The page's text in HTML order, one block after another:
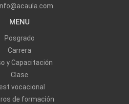
MENU
Posgrado
Carrera
y Capacitación
Clase
vocacional
de formación